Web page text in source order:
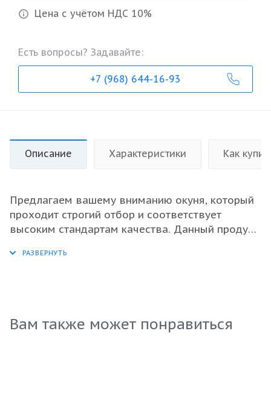
Цена с учётом НДС 10%
Есть вопросы? Задавайте:
+7 (968) 644-16-93
Описание Характеристики Как
Предлагаем вашему вниманию окуня, который
проходит строгий отбор и соответствует
высоким стандартам качества. Данный продукт
свежеморожен, что гарантирует его отличные
переработки в рыботорговых предприятиях.
Окунь - это универсальная рыба, подходящая
Вам также может понравиться